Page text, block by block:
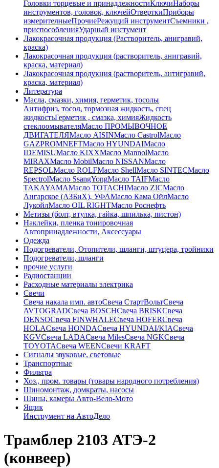
Головки торцевые и принадлежностиКлючиНаборы
инструментов, головок, ключейОтверткиПриборы
измерителныеПрочиеРежущий инструментСъемники ,
приспособленияУдарный инстумент
Лакокрасочная продукция (Растворитель, анигравий,
краска)
Лакокрасочная продукция (растворитель, анигравий,
краска, материал)
Лакокрасочная продукция (растворитель, антигравий,
краска, материал)
Литература
Масла, смазки, химия, герметик, тосолы
Антифриз, тосол, тормозная жидкость, спец
жидкостьГерметик , смазка, химияЖидкость
стеклоомывателяМасло ПРОМЫВОЧНОЕ
ДВИГАТЕЛЯМасло AISINМасло CastrolМасло
GAZPROMNEFTМасло HYUNDAIМасло
IDEMISUМасло KIXXМасло MannolМасло
MIRAXМасло MobilМасло NISSANМасло
REPSOLМасло ROLFМасло ShellМасло SINTECМасло
SpectrolМасло SsangYongМасло TAIFМасло
TAKAYAMAМасло TOTACHIМасло ZICМасло
Ангарское (АЗБиХ), УФАМасло Кама ОйлМасло
ЛукойлМасло ОIL RIGHTМасло Роснефть
Метизы (болт, втулка, гайка, шпилька, пистон)
Наклейки, пленка тонировочная
Автопринадлежности, Аксессуары
Одежда
Подогреватели, Отопители, шланги, штуцера, тройники
Подогреватели, шланги
прочие услуги
Радиостанции
Расходные материалы электрика
Свечи
Свечa накала имп. автоСвечa СтартВольтСвеча
AVTOGRADСвеча BOSCHСвеча BRISKСвеча
DENSOСвеча FINWHALEСвеча HOFERСвеча
HOLAСвеча HONDAСвеча HYUNDAI/KIAСвеча
KGVСвеча LADAСвеча MilesСвеча NGKСвеча
TOYOTAСвеча WEENСвечи KRAFT
Сигналы звуковые, световые
Транспортные
Фильтра
Хоз., пром. товары (товары народного потребления)
Шиномонтаж, домкраты, насосы
Шины, камеры Авто-Вело-Мото
Ящик
Инструмент на АвтоДело
Трамблер 2103 АТЭ-2
(конвеер)